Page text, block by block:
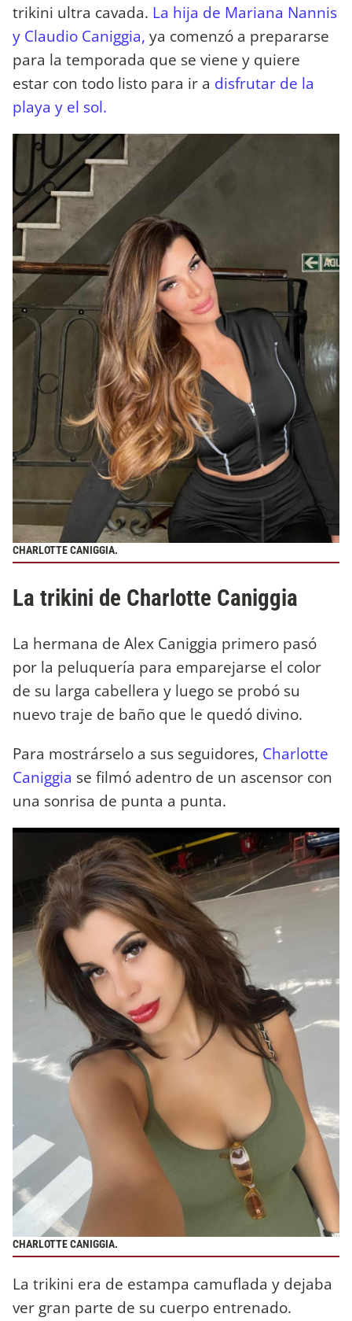
trikini ultra cavada. La hija de Mariana Nannis
y Claudio Caniggia, ya comenzó a prepararse
para la temporada que se viene y quiere
estar con todo listo para ir a disfrutar de la
playa y el sol.
CHARLOTTE CANIGGIA.
La trikini de Charlotte Caniggia
La hermana de Alex Caniggia primero pasó
por la peluquería para emparejarse el color
de su larga cabellera y luego se probó su
nuevo traje de baño que le quedó divino.
Para mostrárselo a sus seguidores, Charlotte
Caniggia se filmó adentro de un ascensor con
una sonrisa de punta a punta.
CHARLOTTE CANIGGIA.
La trikini era de estampa camuflada y dejaba
ver gran parte de su cuerpo entrenado.